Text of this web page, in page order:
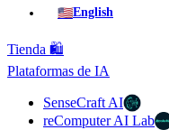
🇺🇸English
Tienda 🛍️
Plataformas de IA
SenseCraft AI
reComputer AI Lab